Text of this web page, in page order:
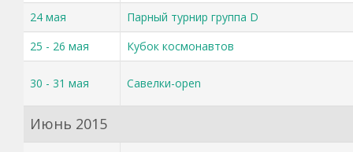
24 мая Парный турнир группа D
25 - 26 мая
Кубок космонавтов
30 - 31 мая Савелки-open
Июнь 2015